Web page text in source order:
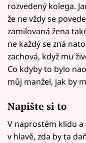
rozvedený kolega.
že ne vždy se
zamilovaná žena
ne každý se zná
zachová, když mu
Co kdyby to bylo
můj manžel, jak by
Napište si to
V naprostém klidu
v hlavě, zda by ta